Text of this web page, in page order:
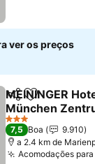
ver os preços
PartilharAdicionar
MEININGER
München
Ver preços
3 Estrelas
7,5 Boa
9.910
a 2.4 km de
Acomodações